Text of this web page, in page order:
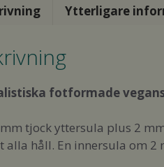
Ytterligare
fotformade
tjock yttersula plus 2
alla håll. En innersula om 2